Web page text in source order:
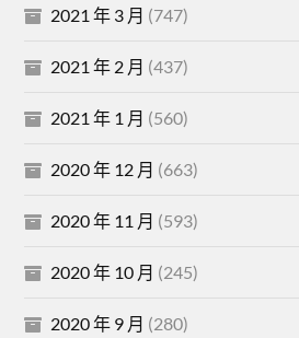
2021 年 3 月 (747)
2021 年 2 月 (437)
2021 年 1 月 (560)
2020 年 12 月 (663)
2020 年 11 月 (593)
2020 年 10 月 (245)
2020 年 9 月 (280)